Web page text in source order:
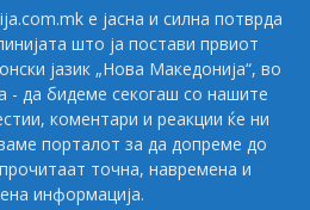
е јасна и силна потврда
што ја постави првиот
јазик „Нова Македонија“, во
- да бидеме секогаш со нашите
коментари и реакции ќе ни
порталот за да допреме до
точна, навремена и
информација.